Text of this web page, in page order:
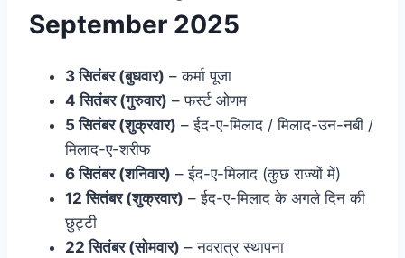
September 2025
3 सितंबर (बुधवार) – कर्मा पूजा
4 सितंबर (गुरुवार) – फर्स्ट ओणम
5 सितंबर (शुक्रवार) – ईद-ए-मिलाद / मिलाद-उन-नबी /
मिलाद-ए-शरीफ
6 सितंबर (शनिवार) – ईद-ए-मिलाद (कुछ राज्यों में)
12 सितंबर (शुक्रवार) – ईद-ए-मिलाद के अगले दिन की
छुट्टी
22 सितंबर (सोमवार) – नवरात्र स्थापना